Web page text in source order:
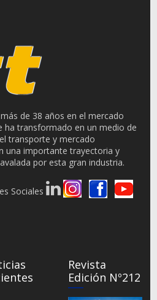
de 38 años en el mercado
ha transformado en un medio de
transporte y mercado
una importante trayectoria y
por esta gran industria.
Sociales
Revista
Edición Nº212